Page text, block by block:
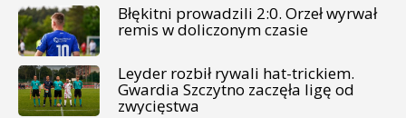
Błękitni prowadzili 2:0. Orzeł wyrwał
remis w doliczonym czasie
Leyder rozbił rywali hat-trickiem.
Gwardia Szczytno zaczęła ligę od
zwycięstwa